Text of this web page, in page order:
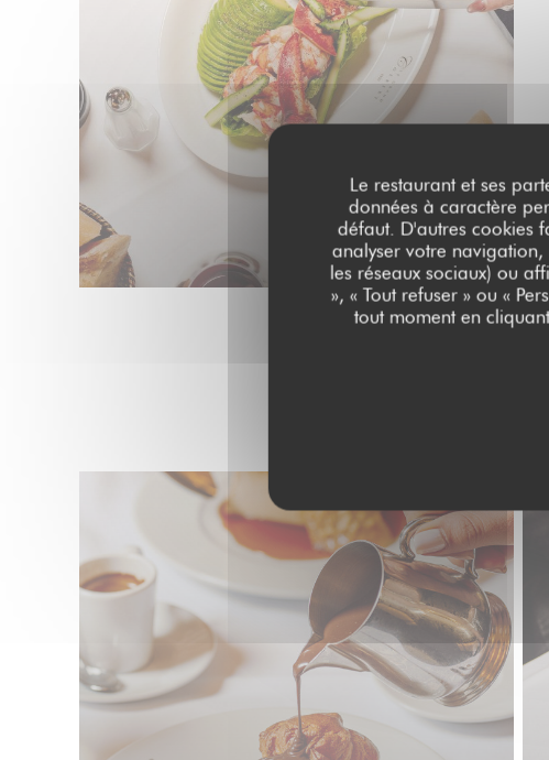
Le restaurant et ses
données à caractère
défaut. D'autres cookies
analyser votre
les réseaux sociaux) ou
», « Tout refuser » ou «
tout moment en